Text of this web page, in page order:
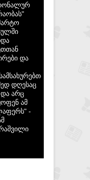
და
დღესაც
და არც
ამ
-